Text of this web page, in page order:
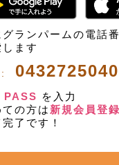
グランパームの電話
ます
0432725040
PASS を入力
ての方は新規会員登
完了です！